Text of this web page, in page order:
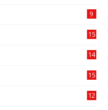
9
15
14
15
12